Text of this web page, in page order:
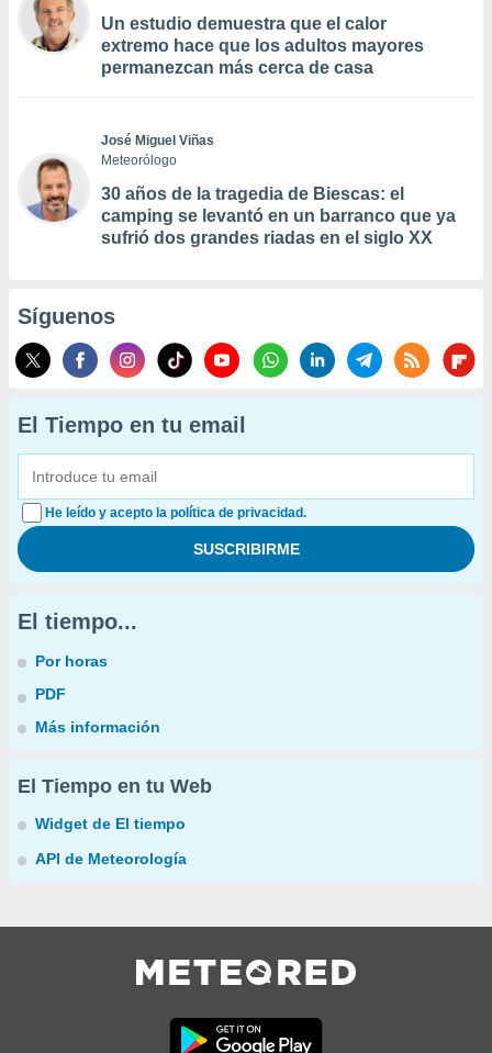
Un estudio demuestra que el calor
extremo hace que los adultos mayores
permanezcan más cerca de casa
José Miguel Viñas
Meteorólogo
30 años de la tragedia de Biescas: el
camping se levantó en un barranco que ya
sufrió dos grandes riadas en el siglo XX
Síguenos
El Tiempo en tu email
He leído y acepto la política de privacidad.
El tiempo...
Por horas
PDF
Más información
El Tiempo en tu Web
Widget de El tiempo
API de Meteorología